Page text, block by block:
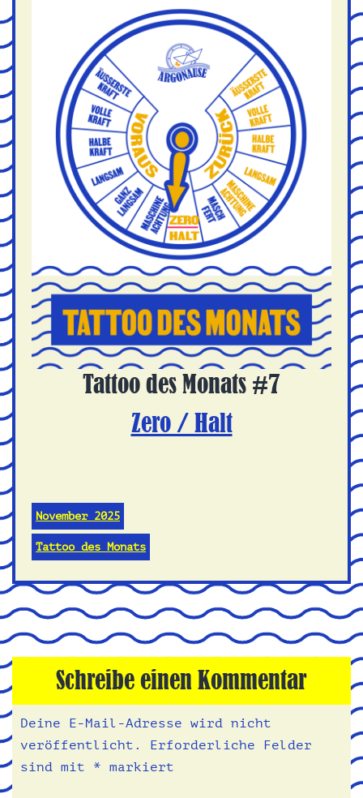
Tattoo des Monats #7
Zero / Halt
November 2025
Tattoo des Monats
Schreibe einen Kommentar
Deine E-Mail-Adresse wird nicht
veröffentlicht.
Erforderliche Felder
sind mit * markiert